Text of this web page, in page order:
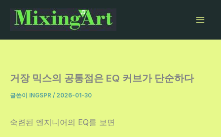
거장 믹스의 공통점은 EQ 커브가 단순하다
글쓴이 INGSPR / 2026-01-30
숙련된 엔지니어의 EQ를 보면